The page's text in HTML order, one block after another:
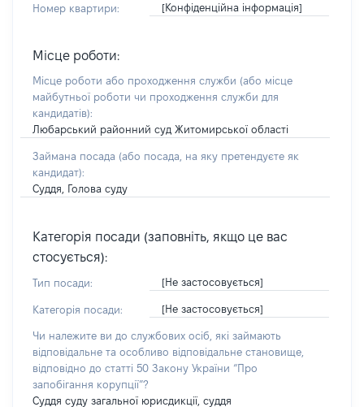
Номер квартири: [Конфіденційна інформація]
Місце роботи:
Місце роботи або проходження служби (або місце
майбутньої роботи чи проходження служби для
кандидатів):
Любарський районний суд Житомирської області
Займана посада (або посада, на яку претендуєте як
кандидат):
Суддя, Голова суду
Категорія посади (заповніть, якщо це вас
стосується):
Тип посади: [Не застосовується]
Категорія посади: [Не застосовується]
Чи належите ви до службових осіб, які займають
відповідальне та особливо відповідальне становище,
відповідно до статті 50 Закону України “Про
запобігання корупції”?
Суддя суду загальної юрисдикції, суддя